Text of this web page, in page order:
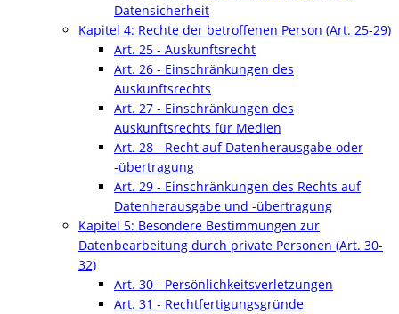
Datensicherheit
Kapitel 4: Rechte der betroffenen Person (Art. 25-29)
Art. 25 - Auskunftsrecht
Art. 26 - Einschränkungen des
Auskunftsrechts
Art. 27 - Einschränkungen des
Auskunftsrechts für Medien
Art. 28 - Recht auf Datenherausgabe oder
-übertragung
Art. 29 - Einschränkungen des Rechts auf
Datenherausgabe und -übertragung
Kapitel 5: Besondere Bestimmungen zur
Datenbearbeitung durch private Personen (Art. 30-
32)
Art. 30 - Persönlichkeitsverletzungen
Art. 31 - Rechtfertigungsgründe